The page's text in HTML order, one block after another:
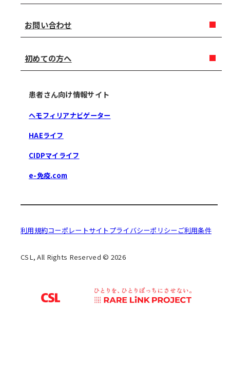
お問い合わせ
初めての方へ
患者さん向け情報サイト
ヘモフィリアナビゲーター
HAEライフ
CIDPマイライフ
e-免疫.com
利用規約コーポレートサイト プライバシーポリシー ご利用条件
CSL, All Rights Reserved © 2026